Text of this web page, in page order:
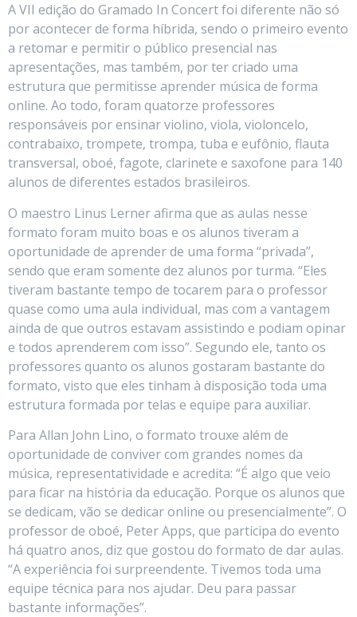
A VII edição do Gramado In Concert foi diferente não só
por acontecer de forma híbrida, sendo o primeiro evento
a retomar e permitir o público presencial nas
apresentações, mas também, por ter criado uma
estrutura que permitisse aprender música de forma
online. Ao todo, foram quatorze professores
responsáveis por ensinar violino, viola, violoncelo,
contrabaixo, trompete, trompa, tuba e eufônio, flauta
transversal, oboé, fagote, clarinete e saxofone para 140
alunos de diferentes estados brasileiros.
O maestro Linus Lerner afirma que as aulas nesse
formato foram muito boas e os alunos tiveram a
oportunidade de aprender de uma forma “privada”,
sendo que eram somente dez alunos por turma. “Eles
tiveram bastante tempo de tocarem para o professor
quase como uma aula individual, mas com a vantagem
ainda de que outros estavam assistindo e podiam opinar
e todos aprenderem com isso”. Segundo ele, tanto os
professores quanto os alunos gostaram bastante do
formato, visto que eles tinham à disposição toda uma
estrutura formada por telas e equipe para auxiliar.
Para Allan John Lino, o formato trouxe além de
oportunidade de conviver com grandes nomes da
música, representatividade e acredita: “É algo que veio
para ficar na história da educação. Porque os alunos que
se dedicam, vão se dedicar online ou presencialmente”. O
professor de oboé, Peter Apps, que participa do evento
há quatro anos, diz que gostou do formato de dar aulas.
“A experiência foi surpreendente. Tivemos toda uma
equipe técnica para nos ajudar. Deu para passar
bastante informações”.